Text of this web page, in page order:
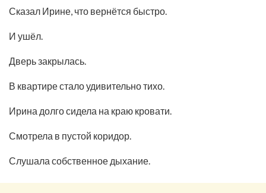
Сказал Ирине, что вернётся быстро.
И ушёл.
Дверь закрылась.
В квартире стало удивительно тихо.
Ирина долго сидела на краю кровати.
Смотрела в пустой коридор.
Слушала собственное дыхание.